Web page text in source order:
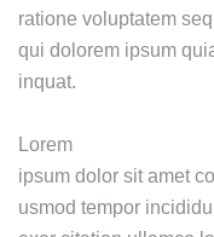
ratione voluptatem
qui dolorem ipsum
inquat.
Lorem
ipsum dolor sit amet
usmod tempor